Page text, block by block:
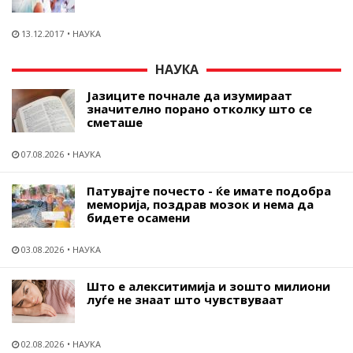
13.12.2017 НАУКА
НАУКА
Јазиците почнале да изумираат
значително порано отколку што се
сметаше
07.08.2026 НАУКА
Патувајте почесто - ќе имате подобра
меморија, поздрав мозок и нема да
бидете осамени
03.08.2026 НАУКА
Што е алекситимија и зошто милиони
луѓе не знаат што чувствуваат
02.08.2026 НАУКА